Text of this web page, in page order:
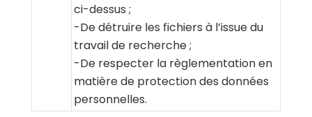
ci-dessus ;
-De détruire les fichiers à l’issue du
travail de recherche ;
-De respecter la règlementation en
matière de protection des données
personnelles.